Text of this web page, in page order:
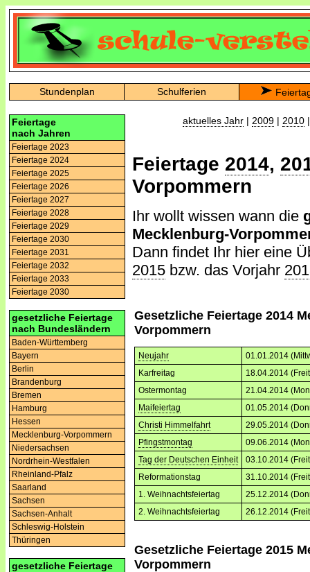
Stundenplan Schulferien
Feiertage
nach Jahren
Feiertage 2023
Feiertage 2024
Feiertage 2025
Feiertage 2026
Feiertage 2027
Feiertage 2028
Feiertage 2029
Feiertage 2030
Feiertage 2031
Feiertage 2032
Feiertage 2033
Feiertage 2030
gesetzliche Feiertage
nach Bundesländern
Baden-Württemberg
Bayern
Berlin
Brandenburg
Bremen
Hamburg
Hessen
Mecklenburg-Vorpommern
Niedersachsen
Nordrhein-Westfalen
Rheinland-Pfalz
Saarland
Sachsen
Sachsen-Anhalt
Schleswig-Holstein
Thüringen
gesetzliche Feiertage
aktuelles Jahr | 2009 | 2010
Feiertage 2014,
Vorpommern
Ihr wollt wissen wann die
Mecklenburg-
Dann findet Ihr hier eine
2015 bzw. das Vorjahr
Gesetzliche Feiertage 2014
Vorpommern
Neujahr
01.01.2014
Karfreitag
18.04.2014
Ostermontag
21.04.2014
Maifeiertag
01.05.2014
Christi Himmelfahrt
29.05.2014
Pfingstmontag
09.06.2014
Tag der Deutschen Einheit
03.10.2014
Reformationstag
31.10.2014
1. Weihnachtsfeiertag
25.12.2014
2. Weihnachtsfeiertag
26.12.2014
Gesetzliche Feiertage 2015
Vorpommern